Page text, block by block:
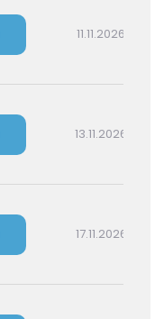
11.11.2026 14:30
13.11.2026 16:00
17.11.2026 16:00